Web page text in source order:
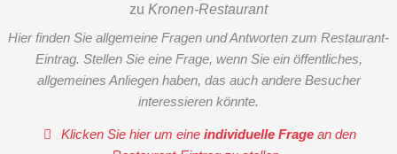
zu Kronen-Restaurant
Hier finden Sie allgemeine Fragen und Antworten zum Restaurant-
Eintrag. Stellen Sie eine Frage, wenn Sie ein öffentliches,
allgemeines Anliegen haben, das auch andere Besucher
interessieren könnte.
Klicken Sie hier um eineindividuelle Frage an den